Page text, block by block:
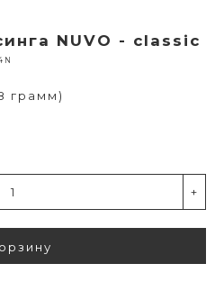
NUVO - classic
грамм)
+